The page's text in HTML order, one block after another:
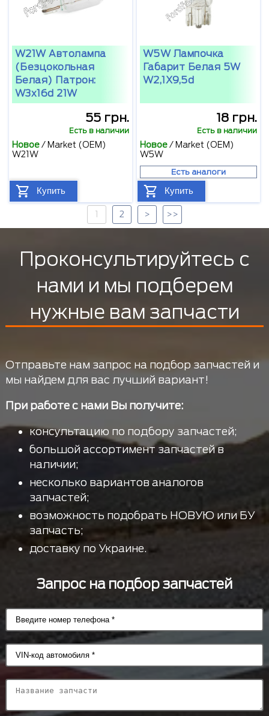
W21W Автолампа
(безцокольная
Белая) Патрон:
W3x16d 21W
55 грн.
Есть в наличии
Новое/ Market (OEM)
W21W
Купить
W5W Лампочка
Габарит Белая 5W
W2,1X9,5d
18 грн.
Есть в наличии
Новое/ Market (OEM)
W5W
Есть аналоги
Купить
1 2 > >>
Проконсультируйтесь с
нами и мы подберем
нужные вам запчасти
Отправьте нам запрос на подбор запчастей и
мы найдем для вас лучший вариант!
При работе с нами Вы получите:
консультацию по подбору запчастей;
большой ассортимент запчастей в
наличии;
несколько вариантов аналогов
запчастей;
возможность подобрать НОВУЮ или БУ
запчасть;
доставку по Украине.
Запрос на подбор запчастей